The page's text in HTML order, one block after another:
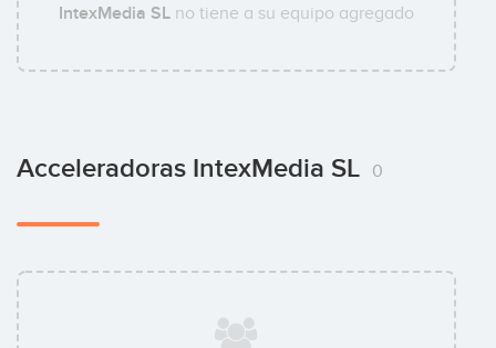
IntexMedia SL no tiene a su equipo agregado
Acceleradoras IntexMedia SL 0